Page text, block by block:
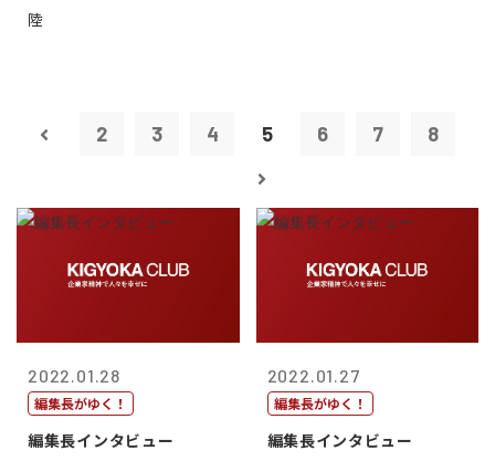
陸
2 3 4 5 6 7 8
2022.01.28
編集長がゆく！
編集長インタビュー
2022.01.27
編集長がゆく！
編集長インタビュー